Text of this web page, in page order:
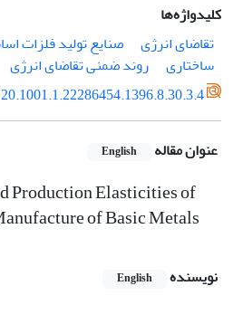
کلیدواژه‌ها
تقاضای انرژی
صنایع تولید فلزات
ساختاری
روند ضمنی تقاضای انرژی
20.1001.1.22286454.1396.8.30.3.4
عنوان مقاله English
Production Elasticities of
of Basic Metals
نویسنده English